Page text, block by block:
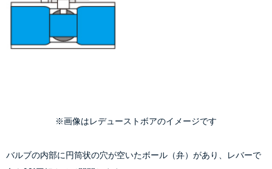
※画像はレデューストボアのイメージです
バルブの内部に円筒状の穴が空いたボール（弁）があり、レバーで